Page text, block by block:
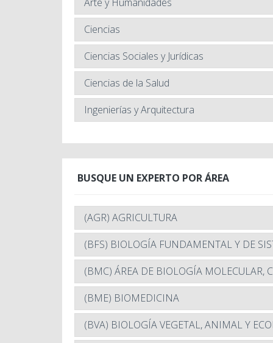
Ciencias
Ciencias Sociales y Jurídicas
Ciencias de la Salud
Ingenierías y Arquitectura
BUSQUE UN EXPERTO POR ÁREA
(AGR) AGRICULTURA
(BFS) BIOLOGÍA FUNDAMENTAL Y DE
(BMC) ÁREA DE BIOLOGÍA MOLECULAR,
(BME) BIOMEDICINA
(BVA) BIOLOGÍA VEGETAL, ANIMAL Y